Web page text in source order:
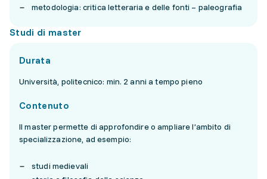
metodologia: critica letteraria e delle fonti – paleografia
Studi di master
Durata
Università, politecnico: min. 2 anni a tempo pieno
Contenuto
Il master permette di approfondire o ampliare l’ambito di
specializzazione, ad esempio:
studi medievali